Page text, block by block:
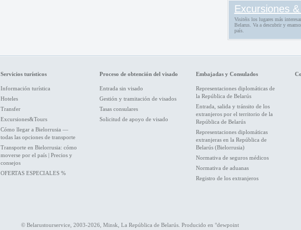
Excursiones
Visitéis los lugares más
Belarus. Va a descubrir y
país.
Servicios turísticos
Información turística
Hoteles
Transfer
Excursiones&Tours
Cómo llegar a Bielorrusia —
todas las opciones de transporte
Transporte en Bielorrusia: cómo
moverse por el país | Precios y
consejos
OFERTAS ESPECIALES %
Proceso de obtención del visado
Entrada sin visado
Gestión y tramitación de visados
Tasas consulares
Solicitud de apoyo de visado
Embajadas y Consulados
Representaciones diplomáticas de
la República de Belarús
Entrada, salida y tránsito de los
extranjeros por el territorio de la
República de Belarús
Representaciones diplomáticas
extranjeras en la República de
Belarús (Bielorrusia)
Normativa de seguros médicos
Normativa de aduanas
Registro de los extranjeros
© Belarustourservice, 2003-2026, Minsk, La República de Belarús. Producido en °dewpoint